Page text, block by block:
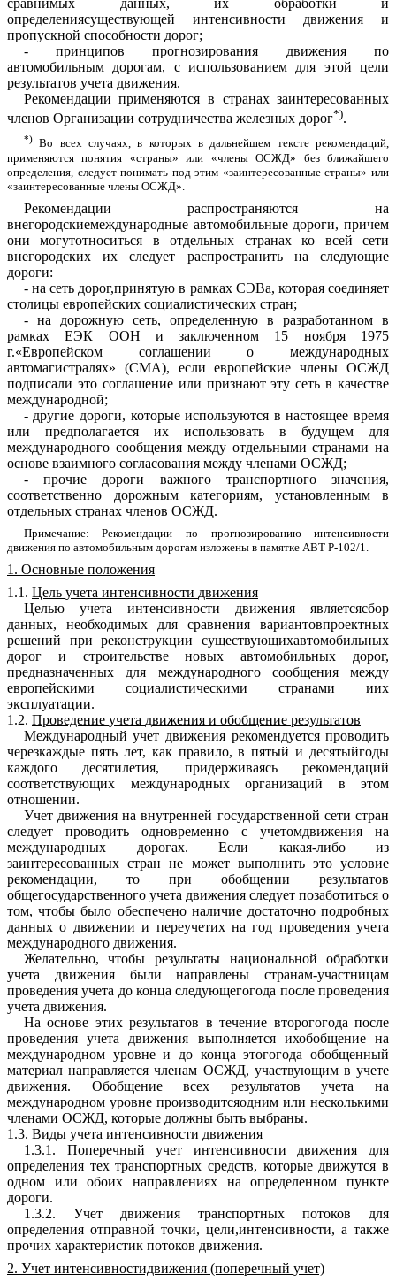
сравнимых данных, их обработки
и
определениясуществующей интенсивности движения
и
пропускной способности дорог;
-принципов прогнозирования движения
по
автомобильным дорогам, с использованием для этой цели
результатов учета движения.
Рекомендации применяются в странах заинтересованных
членов Организации сотрудничества железных дорог*).
*) Во всех случаях,в которых в дальнейшем текстерекомендаций,
применяются понятия «страны»или «члены ОСЖД» без ближайшего
определения следует понимать под этим «заинтересованные страны» или
«заинтересованные члены ОСЖД».
Рекомендации распространяются
на
внегородскиемеждународные автомобильные дороги, причем
они
могутотноситься в отдельных странахко всей
сети
внегородских
их следует распространить на
следующие
дороги:
-на сеть дорог,принятую в рамках СЭВа, которая соединяет
столицы европейских социалистических стран;
- на дорожную сеть, определенную в разработанном в
рамках
ЕЭК ООН и заключенном 1 5 ноября 1975
г.«Европейском соглашении омеждународных
автомагистралях» (СМА), если европейские члены ОСЖД
подписали это соглашение или признают эту сеть в качестве
международной;
- другие дороги, которые используются в настоящее время
или
предполагается их использовать в будущем
для
международного сообщения между отдельными странами на
основе взаимного согласования между членами ОСЖД;
-прочие дороги важного транспортного значения,
соответственно
дорожным категориям, установленным
в
отдельных странах членов ОСЖД.
Примечание:Рекомендации по прогнозированию интенсивности
движения по автомобильным дорогам изложены в памятке АВТ Р-1 02/1
1 . Основные положения
1.1 . Цель учета интенсивности движения
Целью учета интенсивности движения
являетсясбор
данных, необходимых для сравнения
вариантовпроектных
решений при реконструкции
существующихавтомобильных
дорог и строительстве новых автомобильных дорог,
предназначенных для международного сообщения между
европейскими социалистическими странами
иих
эксплуатации.
1.2. Проведение учета движения и обобщение результатов
Международный учет движения рекомендуется проводить
черезкаждые пять лет, как правило,в пятый и десятыйгоды
каждого десятилетия, придерживаясь рекомендаций
соответствующих международных организаций в этом
отношении.
Учет движения на внутренней государственной сети стран
следует
проводить одновременно с учетомдвижения
на
международных дорогах. Если какая-либо из
заинтересованных стран не может выполнить это условие
рекомендации, то при обобщении
результатов
общегосударственного учета движения следует позаботиться о
том,чтобы было обеспечено наличие достаточно подробных
данных о движении и переучетих на год проведения учета
международного движения.
Желательно,чтобы результаты национальной обработки
учета
движения были направлены странам-участницам
проведения учета до конца следующегогода после проведения
учета движения.
На основе этих результатов в течение второгогода после
проведения учета движения выполняется ихобобщение на
международном уровне и до конца этогогода обобщенный
материал направляется членам ОСЖД, участвующим в учете
движения. Обобщение всех результатов учета на
международном уровне производитсяодним или несколькими
членами ОСЖД, которые должны быть выбраны.
1 .3. Виды учета интенсивности движения
1 .3.1 . Поперечный учет интенсивности движения для
определения тех транспортных средств, которые движутся в
одном или обоих направлениях на определенном
пункте
дороги.
1 .3.2. Учет движения транспортных потоков для
определения отправной точки, цели,интенсивности, а также
прочих характеристик потоков движения.
2. Учет интенсивностидвижения (поперечный учет)